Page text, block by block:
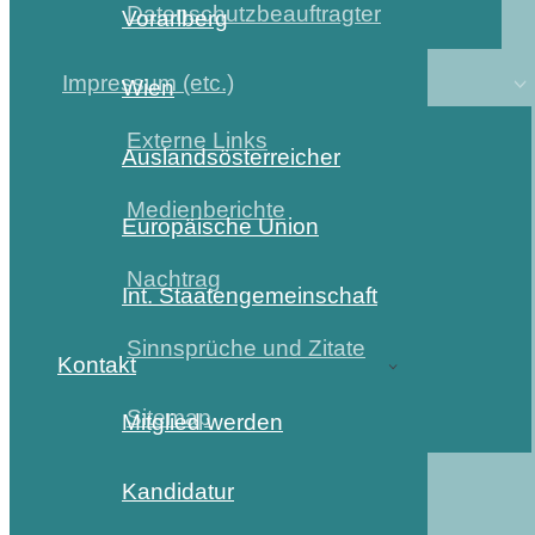
Datenschutzbeauftragter
Impressum (etc.)
Externe Links
Medienberichte
Nachtrag
Sinnsprüche und Zitate
Sitemap
Vorarlberg
Wien
Auslandsösterreicher
Europäische Union
Int. Staatengemeinschaft
Kontakt
Mitglied werden
Kandidatur